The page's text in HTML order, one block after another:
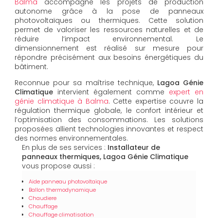
Balma accompagne les projets de production
autonome grâce à la pose de panneaux
photovoltaïques ou thermiques. Cette solution
permet de valoriser les ressources naturelles et de
réduire l’impact environnemental. Le
dimensionnement est réalisé sur mesure pour
répondre précisément aux besoins énergétiques du
bâtiment.
Reconnue pour sa maîtrise technique, Lagoa Génie
Climatique intervient également comme expert en
génie climatique à Balma. Cette expertise couvre la
régulation thermique globale, le confort intérieur et
l’optimisation des consommations. Les solutions
proposées allient technologies innovantes et respect
des normes environnementales.
En plus de ses services : Installateur de
panneaux thermiques, Lagoa Génie Climatique
vous propose aussi :
Aide panneau photovoltaïque
Ballon thermodynamique
Chaudiere
Chauffage
Chauffage climatisation